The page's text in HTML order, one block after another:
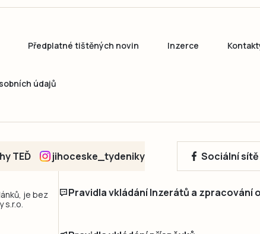
Předplatné tištěných novin Inzerce
údajů
TEĎ jihoceske_tydeniky Sociální
je bez
s.r.o.
Pravidla vkládání Inzerátů a zpracování